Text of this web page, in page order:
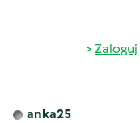
Zaloguj
anka25